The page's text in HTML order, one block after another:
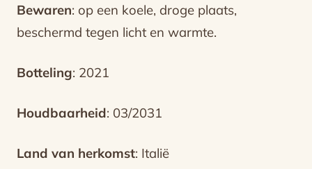
Bewaren: op een koele, droge plaats,
beschermd tegen licht en warmte.
Botteling: 2021
Houdbaarheid: 03/2031
Land van herkomst: Italië